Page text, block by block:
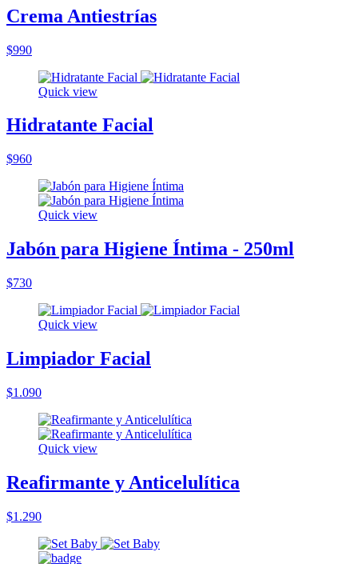
Crema Antiestrías
$990
Quick view
Hidratante Facial
$960
Quick view
Jabón para Higiene Íntima - 250ml
$730
Quick view
Limpiador Facial
$1.090
Quick view
Reafirmante y Anticelulítica
$1.290